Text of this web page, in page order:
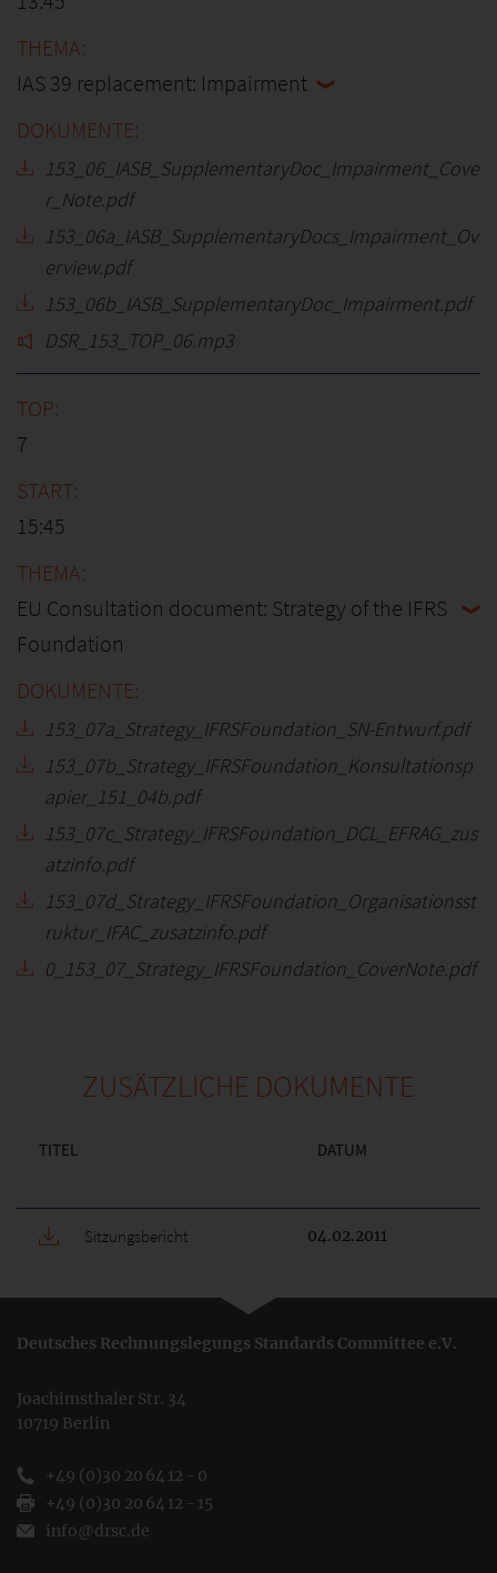
IAS 39 replacement: Impairment
153_06_IASB_SupplementaryDoc_Impairment_Cove
r_Note.pdf
153_06a_IASB_SupplementaryDocs_Impairment_Ov
erview.pdf
153_06b_IASB_SupplementaryDoc_Impairment.pdf
DSR_153_TOP_06.mp3
7
15:45
EU Consultation document: Strategy of the IFRS
Foundation
153_07a_Strategy_IFRSFoundation_SN-Entwurf.pdf
153_07b_Strategy_IFRSFoundation_Konsultationsp
apier_151_04b.pdf
153_07c_Strategy_IFRSFoundation_DCL_EFRAG_zus
atzinfo.pdf
153_07d_Strategy_IFRSFoundation_Organisationsst
ruktur_IFAC_zusatzinfo.pdf
0_153_07_Strategy_IFRSFoundation_CoverNote.pdf
ZUSÄTZLICHE DOKUMENTE
TITEL DATUM
Sitzungsbericht 04.02.2011
Deutsches Rechnungslegungs Standards Committee e.V.
Joachimsthaler Str. 34
10719 Berlin
+49 (0)30 20 64 12 - 0
+49 (0)30 20 64 12 - 15
info@drsc.de